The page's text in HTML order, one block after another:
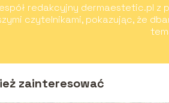
redakcyjny dermaestetic.pl z
czytelnikami, pokazując, że
zainteresować